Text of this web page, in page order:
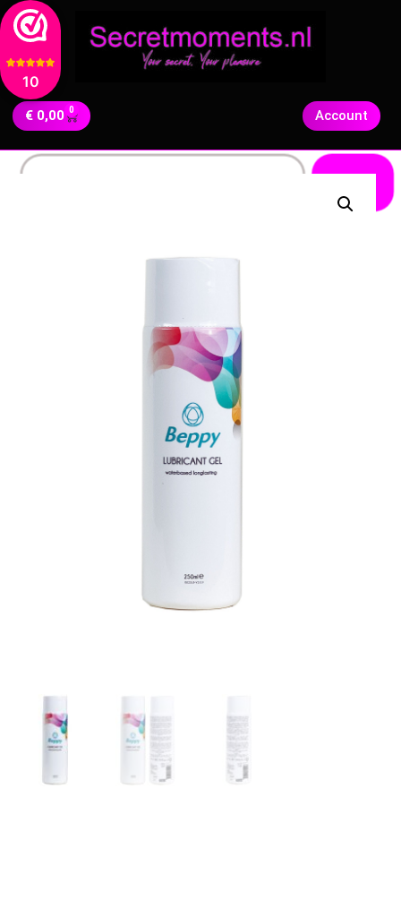
10
€ 0,00 0 Account